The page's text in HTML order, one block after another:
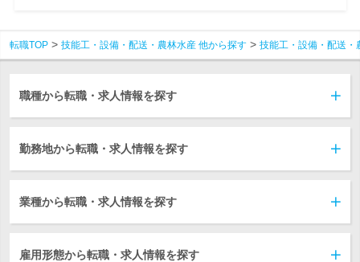
転職TOP 技能工・設備・配送・農林水産 他から探す 技能工・設備・配送・
職種から転職・求人情報を探す
勤務地から転職・求人情報を探す
業種から転職・求人情報を探す
雇用形態から転職・求人情報を探す